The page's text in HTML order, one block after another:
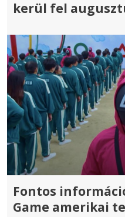
kerül fel
Fontos
Game amerikai